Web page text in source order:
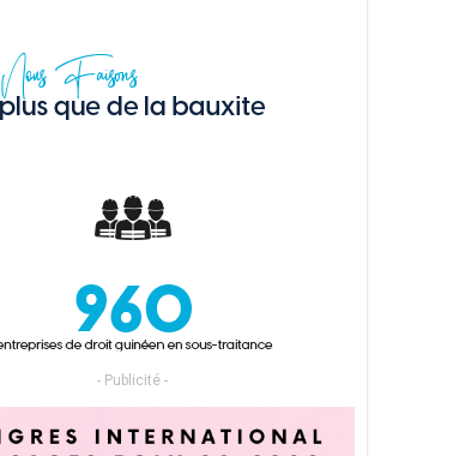
- Publicité -